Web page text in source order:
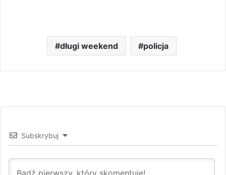
długi weekend policja
Subskrybuj